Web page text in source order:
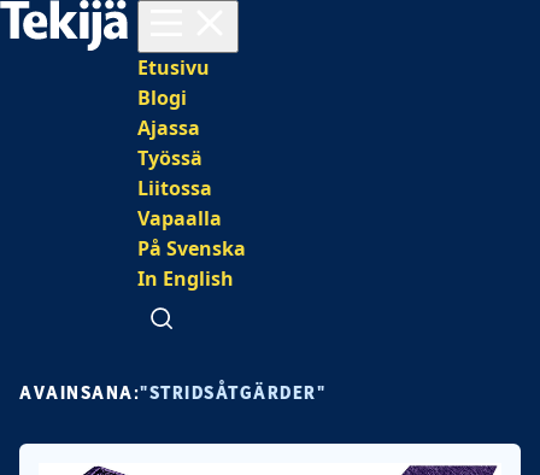
Päävalikko
Etusivu
Blogi
Ajassa
Työssä
Liitossa
Vapaalla
På Svenska
In English
Avaa haku
AVAINSANA:"STRIDSÅTGÄRDER"